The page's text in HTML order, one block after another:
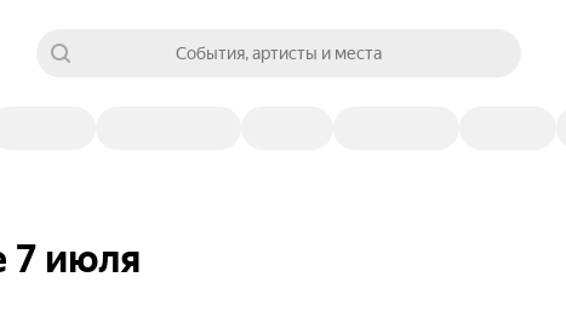
События, артисты и места
7 июля